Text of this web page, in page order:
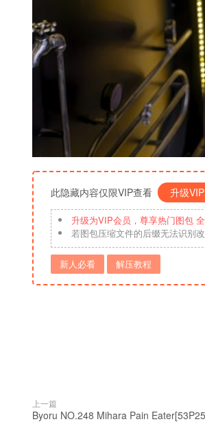
此隐藏内容仅限VIP查看 升级VIP
升级为VIP会员，尊享热门图包
若图包压缩文件的后缀无法识别
新人必看 解压教程
上一篇
Byoru NO.248 Mihara Pain